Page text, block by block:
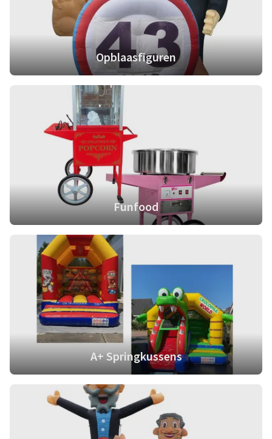
Opblaasfiguren
Funfood
A+ Springkussens